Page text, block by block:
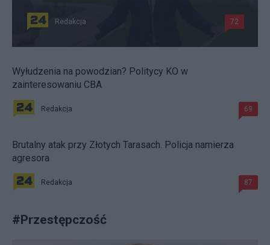
Redakcja 72
Wyłudzenia na powodzian? Politycy KO w
zainteresowaniu CBA
Redakcja 69
Brutalny atak przy Złotych Tarasach. Policja namierza
agresora
Redakcja 87
#Przestępczość